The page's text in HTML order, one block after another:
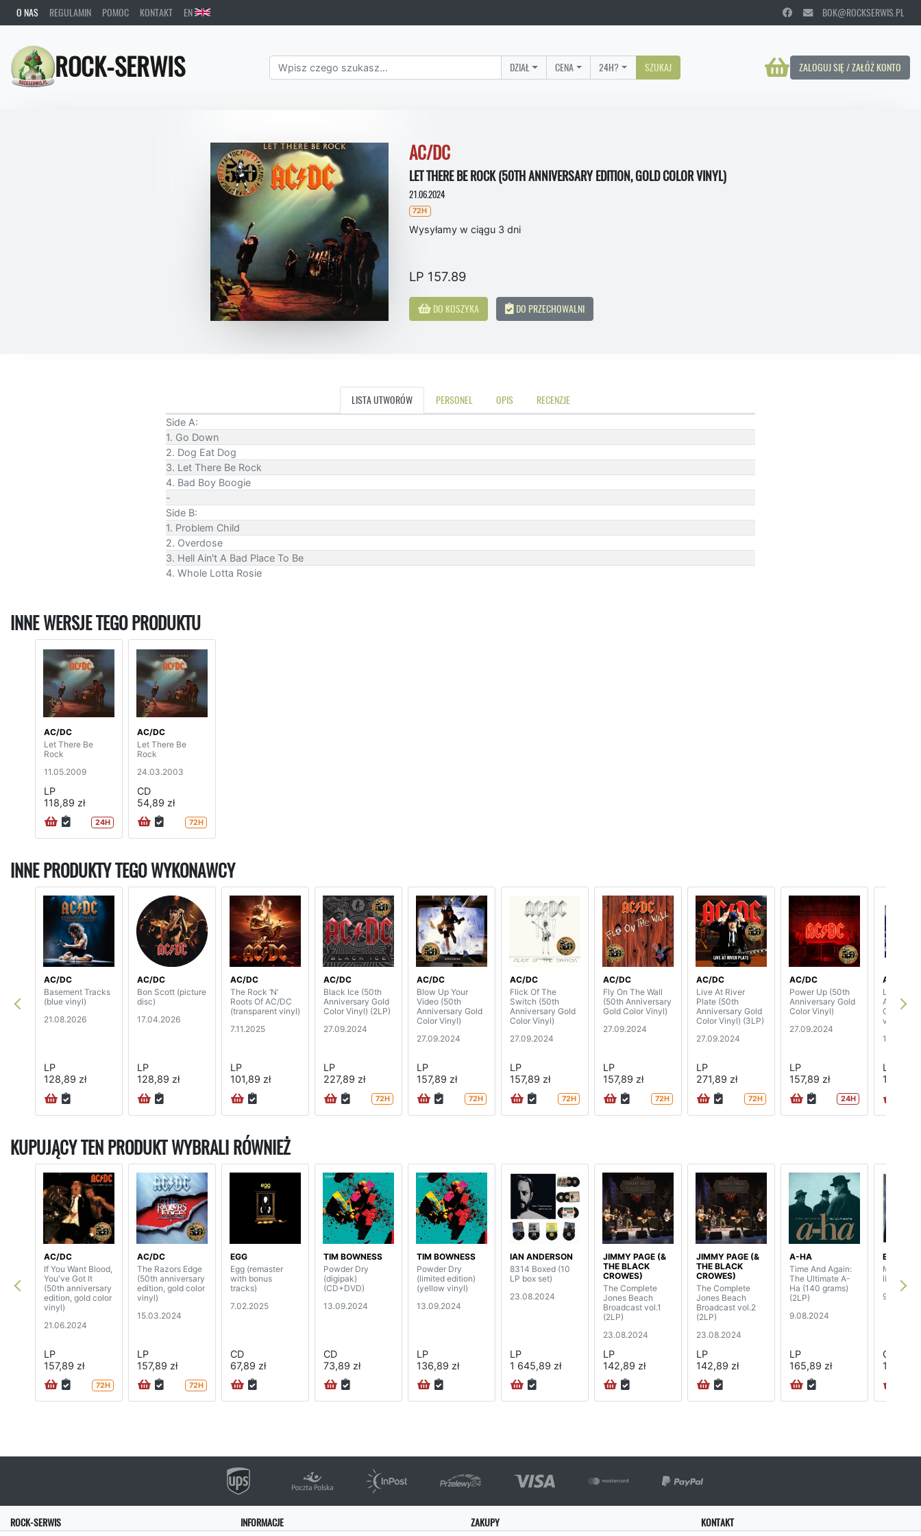
O NAS REGULAMIN POMOC KONTAKT EN BOK@ROCKSERWIS.PL
ROCK-SERWIS ZALOGUJ SIĘ / ZAŁÓŻ KONTO
DZIAŁ CENA 24H? SZUKAJ
AC/DC
LET THERE BE ROCK (50TH ANNIVERSARY EDITION, GOLD COLOR VINYL)
21.06.2024
72H
Wysyłamy w ciągu 3 dni
LP 157.89
DO KOSZYKA DO PRZECHOWALNI
LISTA UTWORÓW PERSONEL OPIS RECENZJE
Side A:
1. Go Down
2. Dog Eat Dog
3. Let There Be Rock
4. Bad Boy Boogie
-
Side B:
1. Problem Child
2. Overdose
3. Hell Ain't A Bad Place To Be
4. Whole Lotta Rosie
INNE WERSJE TEGO PRODUKTU
AC/DC
Let There Be
Rock
11.05.2009
LP
118,89 zł
24H
AC/DC
Let There Be
Rock
24.03.2003
CD
54,89 zł
72H
INNE PRODUKTY TEGO WYKONAWCY
AC/DC
Basement Tracks
(blue vinyl)
21.08.2026
LP
128,89 zł
AC/DC
Bon Scott (picture
disc)
17.04.2026
LP
128,89 zł
AC/DC
The Rock ‘N’
Roots Of AC/DC
(transparent vinyl)
7.11.2025
LP
101,89 zł
AC/DC
Black Ice (50th
Anniversary Gold
Color Vinyl) (2LP)
27.09.2024
LP
227,89 zł
72H
AC/DC
Blow Up Your
Video (50th
Anniversary Gold
Color Vinyl)
27.09.2024
LP
157,89 zł
72H
AC/DC
Flick Of The
Switch (50th
Anniversary Gold
Color Vinyl)
27.09.2024
LP
157,89 zł
72H
AC/DC
Fly On The Wall
(50th Anniversary
Gold Color Vinyl)
27.09.2024
LP
157,89 zł
72H
AC/DC
Live At River
Plate (50th
Anniversary Gold
Color Vinyl) (3LP)
27.09.2024
LP
271,89 zł
72H
AC/DC
Power Up (50th
Anniversary Gold
Color Vinyl)
27.09.2024
LP
157,89 zł
24H
AC/DC
Live At
Arena,
October
vinyl)
LP
100,89
KUPUJĄCY TEN PRODUKT WYBRALI RÓWNIEŻ
AC/DC
If You Want Blood,
You've Got It
(50th anniversary
edition, gold color
vinyl)
21.06.2024
LP
157,89 zł
72H
AC/DC
The Razors Edge
(50th anniversary
edition, gold color
vinyl)
15.03.2024
LP
157,89 zł
72H
EGG
Egg (remaster
with bonus
tracks)
7.02.2025
CD
67,89 zł
TIM BOWNESS
Powder Dry
(digipak)
(CD+DVD)
13.09.2024
CD
73,89 zł
TIM BOWNESS
Powder Dry
(limited edition)
(yellow vinyl)
13.09.2024
LP
136,89 zł
IAN ANDERSON
8314 Boxed (10
LP box set)
23.08.2024
LP
1 645,89 zł
JIMMY PAGE (&
THE BLACK
CROWES)
The Complete
Jones Beach
Broadcast vol.1
(2LP)
23.08.2024
LP
142,89 zł
JIMMY PAGE (&
THE BLACK
CROWES)
The Complete
Jones Beach
Broadcast vol.2
(2LP)
23.08.2024
LP
142,89 zł
A-HA
Time And Again:
The Ultimate A-
Ha (140 grams)
(2LP)
9.08.2024
LP
165,89 zł
ELVIS
Memphis
limited
CD
197,89
ROCK-SERWIS INFORMACJE ZAKUPY KONTAKT